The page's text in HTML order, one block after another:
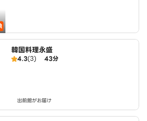
韓国料理永盛
4.3(3) 43分
出前館がお届け